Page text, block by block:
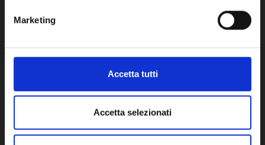
Marketing
Accetta tutti
Accetta selezionati